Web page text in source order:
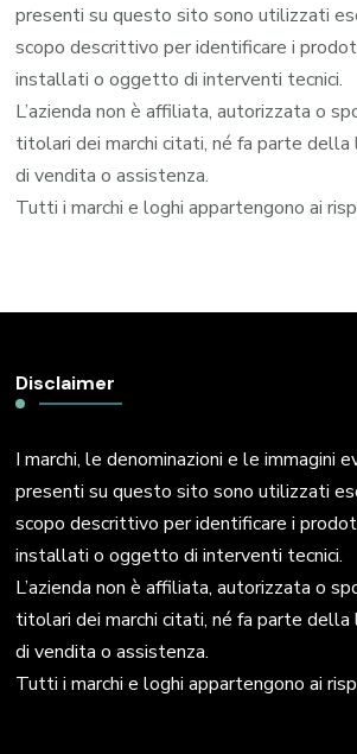
presenti su questo sito sono utilizzati
scopo descrittivo per identificare i
installati o oggetto di interventi tecnici.
L’azienda non è affiliata, autorizzata o
titolari dei marchi citati, né fa parte
di vendita o assistenza.
Tutti i marchi e loghi appartengono ai
Disclaimer
I marchi, le denominazioni e le immagini
presenti su questo sito sono utilizzati
scopo descrittivo per identificare i
installati o oggetto di interventi tecnici.
L’azienda non è affiliata, autorizzata o
titolari dei marchi citati, né fa parte
di vendita o assistenza.
Tutti i marchi e loghi appartengono ai